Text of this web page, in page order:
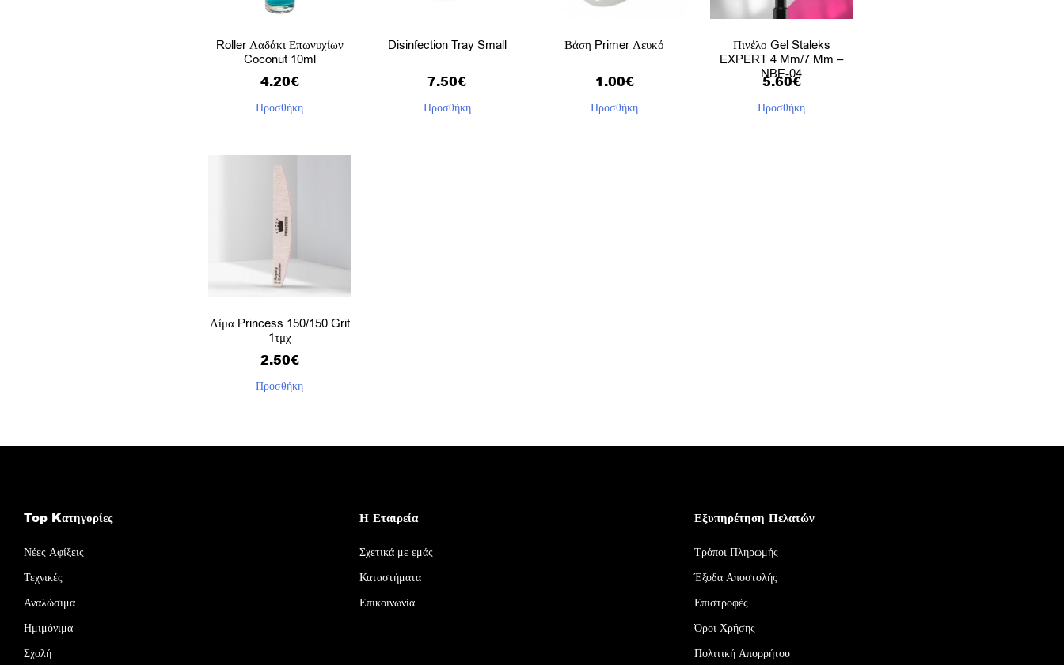
Roller Λαδάκι Επωνυχίων
Coconut 10ml
4.20€
Προσθήκη
Disinfection Tray Small
7.50€
Προσθήκη
Βάση Primer Λευκό
1.00€
Προσθήκη
Πινέλο Gel Staleks
EXPERT 4 Mm/7 Mm –
NBE-04
5.60€
Προσθήκη
Λίμα Princess 150/150 Grit
1τμχ
2.50€
Προσθήκη
Top Kατηγορίες
Νέες Αφίξεις
Τεχνικές
Αναλώσιμα
Ημιμόνιμα
Σχολή
Η Εταιρεία
Σχετικά με εμάς
Καταστήματα
Επικοινωνία
Εξυπηρέτηση Πελατών
Τρόποι Πληρωμής
Έξοδα Αποστολής
Επιστροφές
Όροι Χρήσης
Πολιτική Απορρήτου